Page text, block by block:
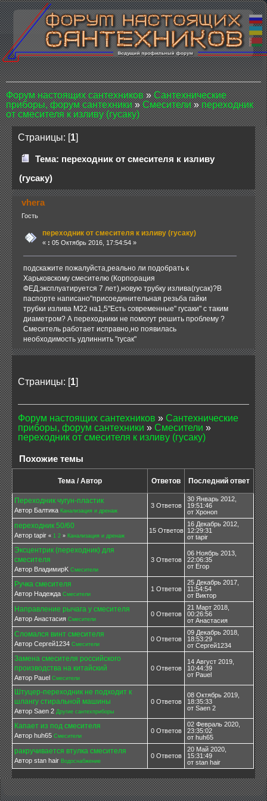
Форум настоящих сантехников»Сантехнические
приборы, форум сантехники»Смесители»переходник
от смесителя к изливу (гусаку)
Страницы: [1]
Тема: переходник от смесителя к изливу
(гусаку)
vhera
Гость
переходник от смесителя к изливу (гусаку)
« : 05 Октябрь 2016, 17:54:54 »
подскажите пожалуйста,реально ли подобрать к
Харьковскому смесителю (Корпорация
ФЕД,эксплуатируется 7 лет),новую трубку излива(гусак)?В
паспорте написано"присоединительная резьба гайки
трубки излива М22 на1,5"Есть современные" гусаки" с таким
диаметром? А переходники не помогут решить проблему ?
Смеситель работает исправно,но появилась
необходимость удлиннить "гусак"
Страницы: [1]
Форум настоящих сантехников » Сантехнические
приборы, форум сантехники » Смесители »
переходник от смесителя к изливу (гусаку)
Похожие темы
Тема / Автор Ответов Последний ответ
Переходник чугун-пластик
Автор Балтика Канализация и дренаж
3 Ответов
30 Январь 2012,
19:51:46
от Хроноп
переходник 50/60
Автор tapir « 1 2 » Канализация и дренаж
15 Ответов
16 Декабрь 2012,
12:29:31
от tapir
Эксцентрик (переходник) для
смесителя
Автор ВладимирK Смесители
3 Ответов
06 Ноябрь 2013,
22:06:35
от Егор
Ручка смесителя
Автор Надежда Смесители
1 Ответов
25 Декабрь 2017,
11:54:54
от Виктор
Направление рычага у смесителя
Автор Анастасия Смесители
0 Ответов
21 Март 2018,
00:26:56
от Анастасия
Сломался винт смесителя
Автор Сергей1234 Смесители
0 Ответов
09 Декабрь 2018,
18:53:29
от Сергей1234
Замена смесителя российского
производства на китайский
Автор Pauel Смесители
0 Ответов
14 Август 2019,
10:44:39
от Pauel
Штуцер-переходник не подходит к
шлангу стиральной машины
Автор Saen 2 Другие сантехприборы
0 Ответов
08 Октябрь 2019,
18:35:33
от Saen 2
Капает из под смесителя
Автор huh65 Смесители
0 Ответов
02 Февраль 2020,
23:35:02
от huh65
ракручивается втулка смесителя
Автор stan hair Водоснабжение
0 Ответов
20 Май 2020,
15:31:49
от stan hair